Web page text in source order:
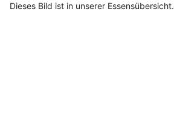
Dieses Bild ist in unserer Essensübersicht.